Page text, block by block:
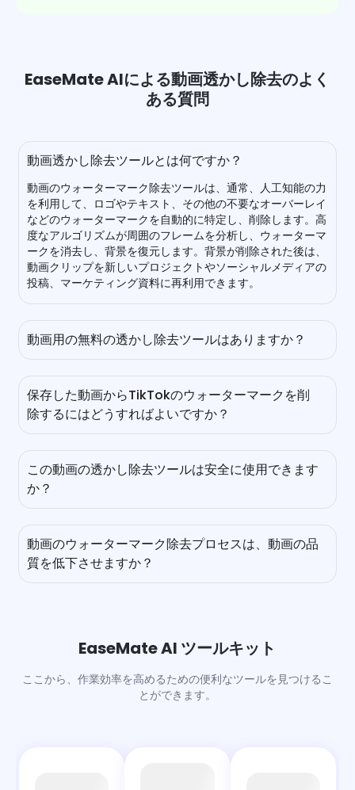
EaseMate AIによる動画透かし除去のよく
ある質問
動画透かし除去ツールとは何ですか？
動画のウォーターマーク除去ツールは、通常、人工知能の力
を利用して、ロゴやテキスト、その他の不要なオーバーレイ
などのウォーターマークを自動的に特定し、削除します。高
度なアルゴリズムが周囲のフレームを分析し、ウォーターマ
ークを消去し、背景を復元します。背景が削除された後は、
動画クリップを新しいプロジェクトやソーシャルメディアの
投稿、マーケティング資料に再利用できます。
動画用の無料の透かし除去ツールはありますか？
ら、何も支払うことなく高品質な透かしのない動画をダウン
ロードできます。さらに多くの動画を処理するには、サイン
保存した動画からTikTokのウォーターマークを削
除するにはどうすればよいですか？
画をアップロードするだけで、TikTokのロゴや名前タグが
瞬時に削除されます。TikTok動画に加えて、私たちの無料
この動画の透かし除去ツールは安全に使用できます
か？
動的に削除されるため、他の人がアクセスしたり、保存した
り、共有したりすることはありません。
動画のウォーターマーク除去プロセスは、動画の品
質を低下させますか？
たアルゴリズムが透かしの背後にある背景も再構築するた
め、動画の品質に影響を与えることはありません。
EaseMate AI ツールキット
ここから、作業効率を高めるための便利なツールを見つけるこ
とができます。